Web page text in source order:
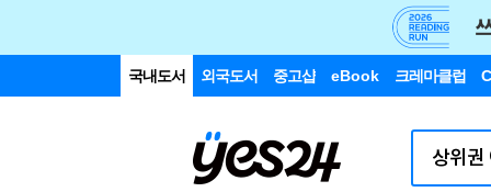
국내도서 외국도서 중고샵 eBook 크레마클럽